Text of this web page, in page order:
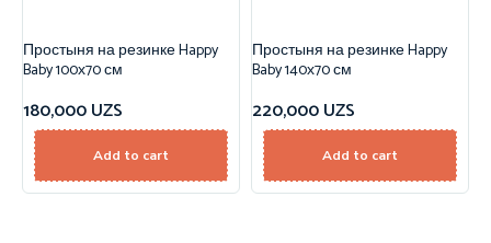
Простыня на резинке Happy
Baby 100х70 см
180,000UZS
Add to cart
Простыня на резинке Happy
Baby 140х70 см
220,000UZS
Add to cart